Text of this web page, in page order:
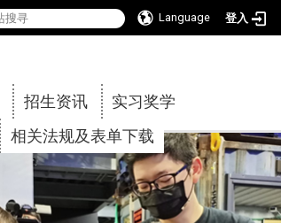
Language 登入
招生资讯
实习奖学
相关法规及表单下载